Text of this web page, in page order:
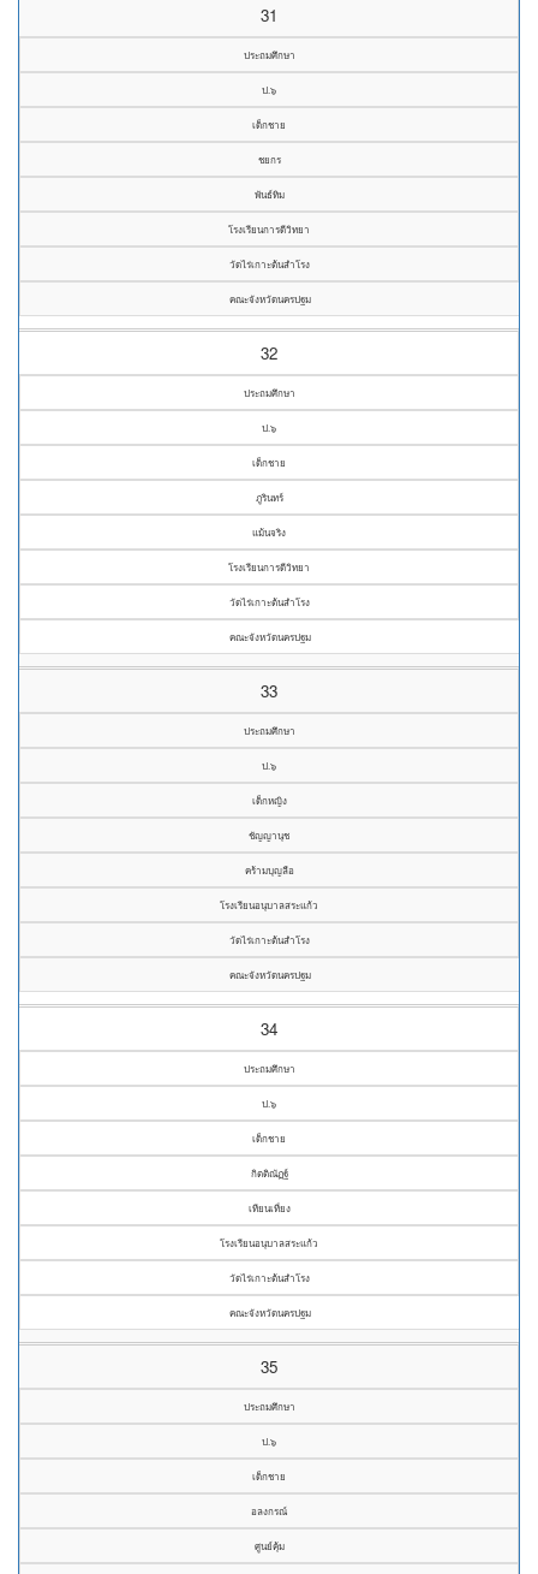
31
ประถมศึกษา
ป.๖
เด็กชาย
ชยกร
พันธ์ทิม
โรงเรียนการดีวิทยา
วัดไร่เกาะต้นสำโรง
คณะจังหวัดนครปฐม
32
ประถมศึกษา
ป.๖
เด็กชาย
ภูรินทร์
แม้นจริง
โรงเรียนการดีวิทยา
วัดไร่เกาะต้นสำโรง
คณะจังหวัดนครปฐม
33
ประถมศึกษา
ป.๖
เด็กหญิง
ชัญญานุช
คร้ามบุญลือ
โรงเรียนอนุบาลสระแก้ว
วัดไร่เกาะต้นสำโรง
คณะจังหวัดนครปฐม
34
ประถมศึกษา
ป.๖
เด็กชาย
กิตติณัฏฐ์
เทียนเที่ยง
โรงเรียนอนุบาลสระแก้ว
วัดไร่เกาะต้นสำโรง
คณะจังหวัดนครปฐม
35
ประถมศึกษา
ป.๖
เด็กชาย
อลงกรณ์
ศูนย์คุ้ม